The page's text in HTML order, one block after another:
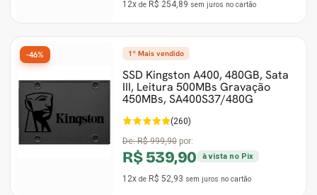
12x de R$ 254,89 sem juros no cartão
1º Mais vendido
SSD Kingston A400, 480GB, Sata
III, Leitura 500MBs Gravação
450MBs, SA400S37/480G
(260)
De:R$ 999,90 por:
R$ 539,90 à vista no Pix
12x de R$ 52,93 sem juros no cartão
-46%